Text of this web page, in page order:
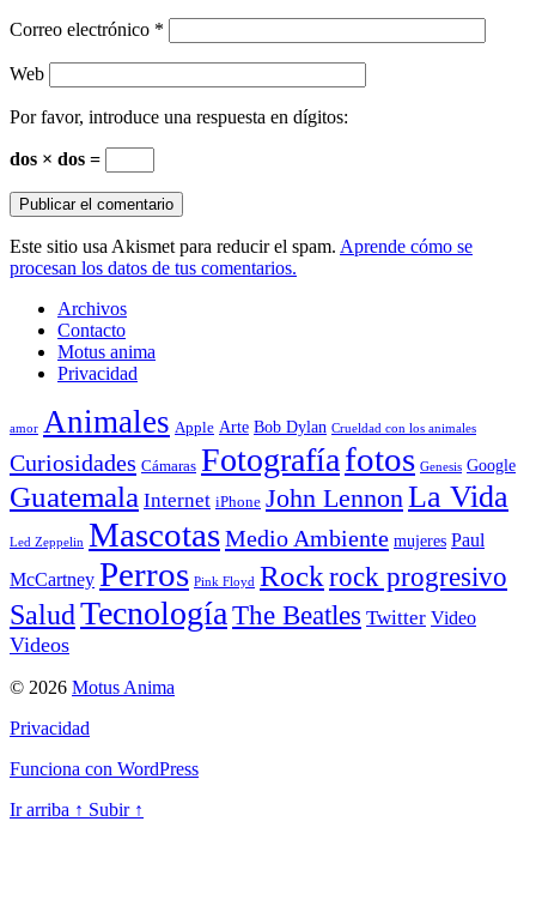
Correo electrónico *
Web
Por favor, introduce una respuesta en dígitos:
dos × dos =
Este sitio usa Akismet para reducir el spam. Aprende cómo se
procesan los datos de tus comentarios.
Archivos
Contacto
Motus anima
Privacidad
amor Animales Apple Arte Bob Dylan Crueldad con los animales
Curiosidades Cámaras Fotografíafotos Genesis Google
Guatemala Internet iPhone John LennonLa Vida
Led Zeppelin MascotasMedio Ambiente mujeres Paul
McCartney Perros Pink Floyd Rockrock progresivo
SaludTecnologíaThe Beatles Twitter Video
Videos
© 2026 Motus Anima
Privacidad
Funciona con WordPress
Ir arriba ↑ Subir ↑